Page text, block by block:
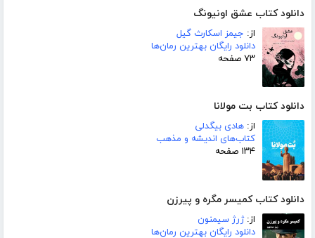
دانلود کتاب عشق اونیونگ
از: جیمز اسکارث گیل
دانلود رایگان بهترین رمان‌ها
۷۳ صفحه
دانلود کتاب بت مولانا
از: هادی بیگدلی
کتاب‌های اندیشه و مذهب
۱۳۴ صفحه
دانلود کتاب کمیسر مگره و پیرزن
از:ژرژ سیمنون
دانلود رایگان بهترین رمان‌ها